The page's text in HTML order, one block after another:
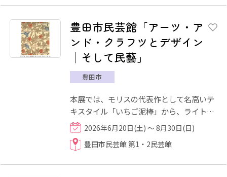
豊田市民芸館「アーツ・ア
ンド・クラフツとデザイン
│そして民藝」
豊田市
本展では、モリスの代表作として名高いテ
キスタイル「いちご泥棒」から、ライトが
デザインしたステンドグラスに至るまで、
壁紙、家具、工芸品、宝...
2026年6月20日(土) ～ 8月30日(日)
豊田市民芸館 第1・2民芸館